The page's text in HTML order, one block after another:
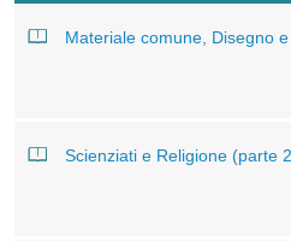
Materiale comune, Disegno
Scienziati e Religione (parte